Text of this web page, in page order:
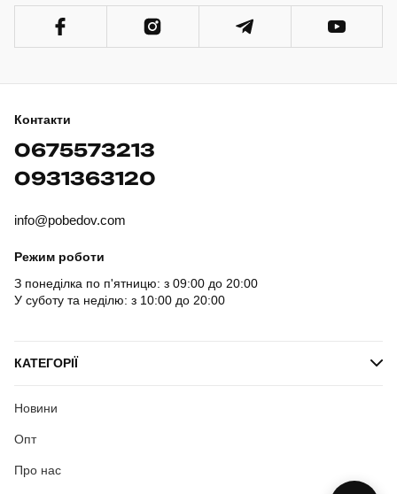
Контакти
0675573213
0931363120
info@pobedov.com
Режим роботи
З понеділка по п'ятницю: з 09:00 до 20:00
У суботу та неділю: з 10:00 до 20:00
КАТЕГОРІЇ
Новини
Опт
Про нас